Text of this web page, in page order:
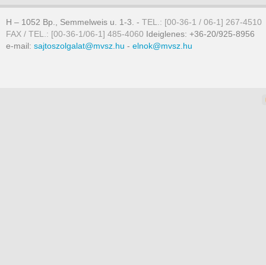
H – 1052 Bp., Semmelweis u. 1-3. - TEL.: [00-36-1 / 06-1] 267-4510
FAX / TEL.: [00-36-1/06-1] 485-4060 Ideiglenes: +36-20/925-8956
e-mail: sajtoszolgalat@mvsz.hu - elnok@mvsz.hu